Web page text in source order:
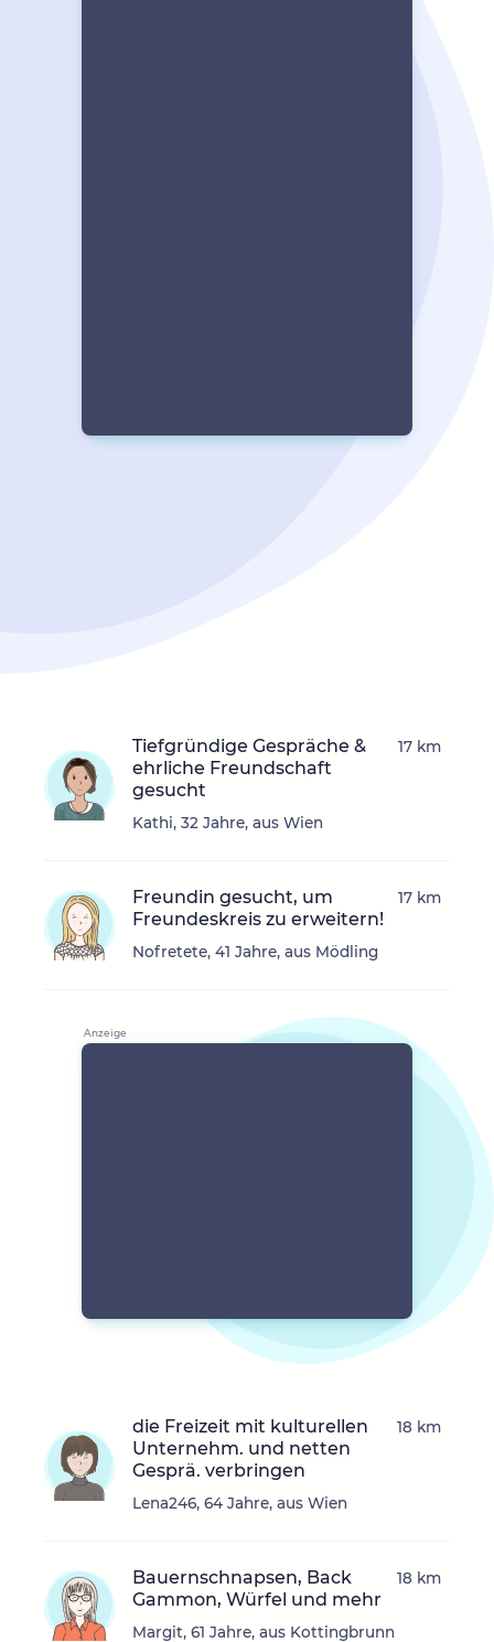
Tiefgründige Gespräche &
ehrliche Freundschaft
gesucht
Kathi, 32 Jahre, aus Wien
17 km
Freundin gesucht, um
Freundeskreis zu erweitern!
Nofretete, 41 Jahre, aus Mödling
17 km
die Freizeit mit kulturellen
Unternehm. und netten
Gesprä. verbringen
Lena246, 64 Jahre, aus Wien
18 km
Bauernschnapsen, Back
Gammon, Würfel und mehr
Margit, 61 Jahre, aus Kottingbrunn
18 km